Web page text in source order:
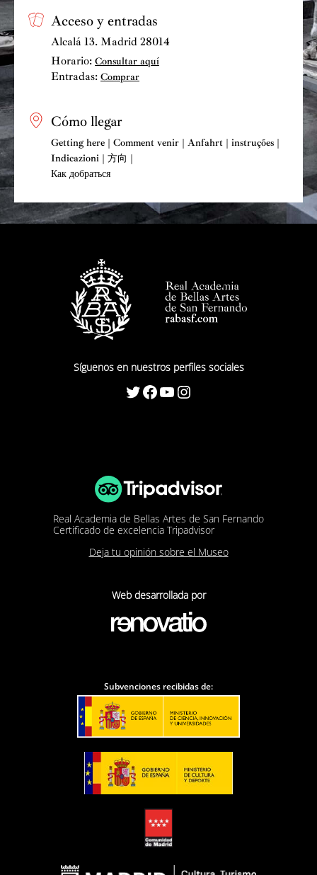
Acceso y entradas
Alcalá 13. Madrid 28014
Horario: Consultar aquí
Entradas: Comprar
Cómo llegar
Getting here | Comment venir | Anfahrt | instruções |
Indicazioni | 方向 |
Как добраться
Síguenos en nuestros perfiles sociales
Twitter Facebook YouTube Instagram
Real Academia de Bellas Artes de San Fernando
Certificado de excelencia Tripadvisor
Deja tu opinión sobre el Museo
Web desarrollada por
Subvenciones recibidas de: